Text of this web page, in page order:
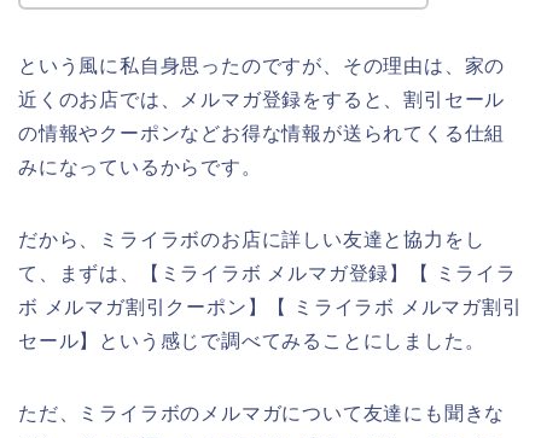
という風に私自身思ったのですが、その理由は、家の
近くのお店では、メルマガ登録をすると、割引セール
の情報やクーポンなどお得な情報が送られてくる仕組
みになっているからです。
だから、ミライラボのお店に詳しい友達と協力をし
て、まずは、【ミライラボ メルマガ登録】【 ミライラ
ボ メルマガ割引クーポン】【 ミライラボ メルマガ割引
セール】という感じで調べてみることにしました。
ただ、ミライラボのメルマガについて友達にも聞きな